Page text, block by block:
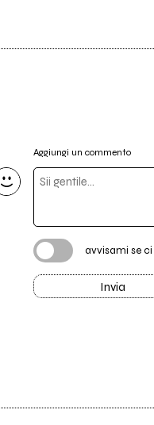
Aggiungi un commento
avvisami se
Invia